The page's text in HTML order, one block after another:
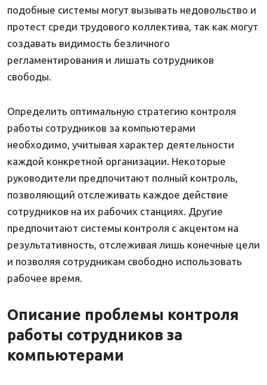
подобные системы могут вызывать недовольство и
протест среди трудового коллектива, так как могут
создавать видимость безличного
регламентирования и лишать сотрудников
свободы.
Определить оптимальную стратегию контроля
работы сотрудников за компьютерами
необходимо, учитывая характер деятельности
каждой конкретной организации. Некоторые
руководители предпочитают полный контроль,
позволяющий отслеживать каждое действие
сотрудников на их рабочих станциях. Другие
предпочитают системы контроля с акцентом на
результативность, отслеживая лишь конечные цели
и позволяя сотрудникам свободно использовать
рабочее время.
Описание проблемы контроля
работы сотрудников за
компьютерами